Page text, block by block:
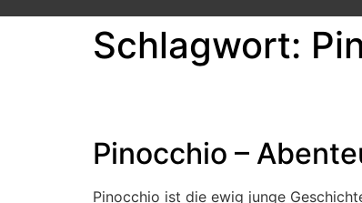
Schlagwort:
Pinocchio –
Pinocchio ist die ewig junge